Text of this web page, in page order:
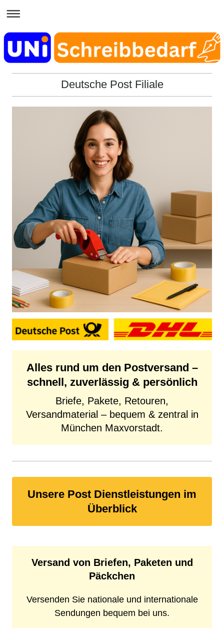
Deutsche Post Filiale
Alles rund um den Postversand –
schnell, zuverlässig & persönlich
Briefe, Pakete, Retouren,
Versandmaterial – bequem & zentral in
München Maxvorstadt.
Unsere Post Dienstleistungen im
Überblick
Versand von Briefen, Paketen und
Päckchen
Versenden Sie nationale und internationale
Sendungen bequem bei uns.